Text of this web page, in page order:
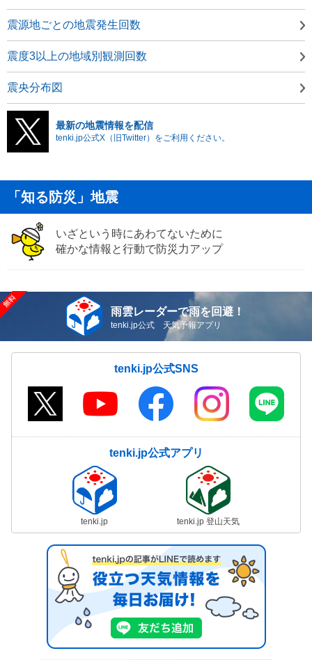
震源地ごとの地震発生回数
震度3以上の地域別観測回数
震央分布図
最新の地震情報を配信
tenki.jp公式X（旧Twitter）をご利用ください。
「知る防災」地震
いざという時にあわてないために
確かな情報と行動で防災力アップ
雨雲レーダーで雨を回避！
tenki.jp公式 天気予報アプリ
tenki.jp公式SNS
tenki.jp公式アプリ
tenki.jp tenki.jp 登山天気